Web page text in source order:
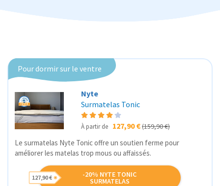
Pour dormir sur le ventre
Nyte
Surmatelas Tonic
À partir de 127,90 €(159,90 €)
Le surmatelas Nyte Tonic offre un soutien ferme pour
améliorer les matelas trop mous ou affaissés.
-20% NYTE TONIC
SURMATELAS
127,90 €